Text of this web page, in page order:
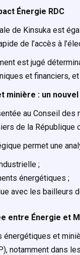
Énergie RDC
de Kinsuka est
de l’accès à
est jugé
et financiers,
: un nouvel
au Conseil
de la République
permet une
;
énergétiques ;
avec les bailleurs
entre Énergie et
et
notamment dans